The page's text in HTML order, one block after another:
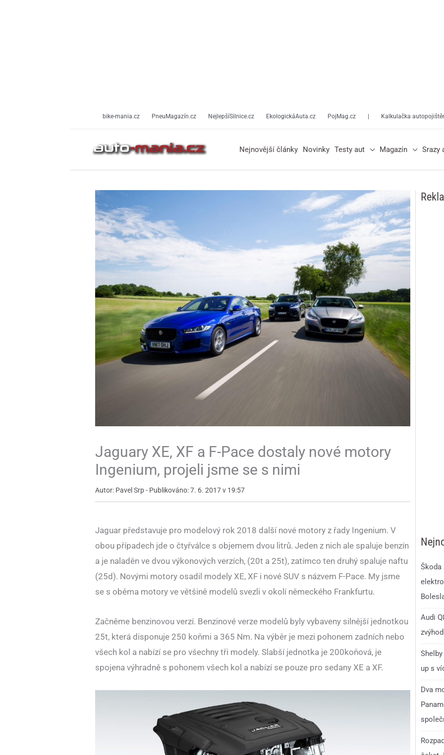
bike-mania.cz PneuMagazín.cz NejlepšíSilnice.cz EkologickáAuta.cz PojMag.cz Kalkulačka
Nejnovější články Novinky Testy aut Magazín Srazy
Jaguary XE, XF a F-Pace dostaly nové motory
Ingenium, projeli jsme se s nimi
Autor: Pavel Srp - Publikováno: 7. 6. 2017 v 19:57
Jaguar představuje pro modelový rok 2018 další nové motory z řady Ingenium. V
obou případech jde o čtyřválce s objemem dvou litrů. Jeden z nich ale spaluje benzín
a je naladěn ve dvou výkonových verzích, (20t a 25t), zatímco ten druhý spaluje naftu
(25d). Novými motory osadil modely XE, XF i nové SUV s názvem F-Pace. My jsme
se s oběma motory ve většině modelů svezli v okolí německého Frankfurtu.
Začněme benzinovou verzí. Benzinové verze modelů byly vybaveny silnější jednotkou
25t, která disponuje 250 koňmi a 365 Nm. Na výběr je mezi pohonem zadních nebo
všech kol a nabízí se pro všechny tři modely. Slabší jednotka je 200koňová, je
spojena výhradně s pohonem všech kol a nabízí se pouze pro sedany XE a XF.
Škoda
Audi
up s
Dva